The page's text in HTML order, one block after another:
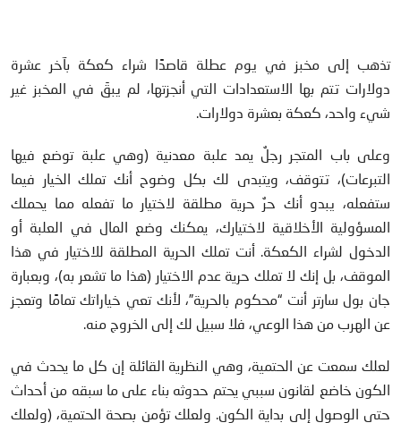
تذهب إلى مخبز في يوم عطلة قاصدًا شراء كعكة بآخر عشرة
دولارات تتم بها الاستعدادات التي أنجزتها، لم يبقَ في المخبز غير
شيء واحد، كعكة بعشرة دولارات.
وعلى باب المتجر رجلٌ يمد علبة معدنية (وهي علبة توضع فيها
التبرعات)، تتوقف، ويتبدى لك بكل وضوح أنك تملك الخيار فيما
ستفعله، يبدو أنك حرٌ حرية مطلقة لاختيار ما تفعله مما يحملك
المسؤولية الأخلاقية لاختيارك، يمكنك وضع المال في العلبة أو
الدخول لشراء الكعكة. أنت تملك الحرية المطلقة للاختيار في هذا
الموقف، بل إنك لا تملك حرية عدم الاختيار (هذا ما تشعر به)، وبعبارة
جان بول سارتر أنت “محكوم بالحرية”، لأنك تعي خياراتك تمامًا وتعجز
عن الهرب من هذا الوعي، فلا سبيل لك إلى الخروج منه.
لعلك سمعت عن الحتمية، وهي النظرية القائلة إن كل ما يحدث في
الكون خاضع لقانون سببي يحتم حدوثه بناء على ما سبقه من أحداث
حتى الوصول إلى بداية الكون. ولعلك تؤمن بصحة الحتمية، (ولعلك